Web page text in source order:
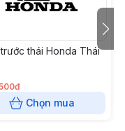
thái Honda Thái
Chọn mua